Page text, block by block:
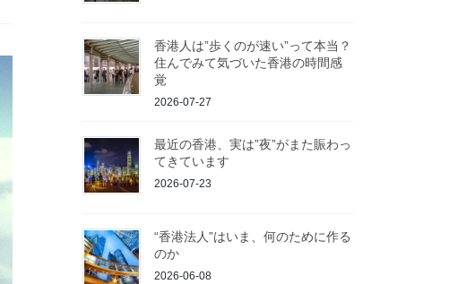
香港人は”歩くのが速い”って本当？
住んでみて気づいた香港の時間感
覚
2026-07-27
最近の香港、実は”夜”がまた賑わっ
てきています
2026-07-23
“香港法人”はいま、何のために作る
のか
2026-06-08